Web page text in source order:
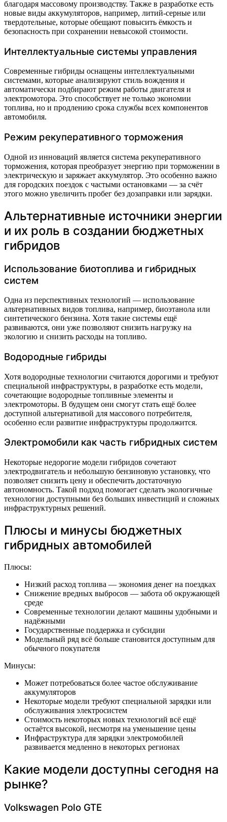
благодаря массовому производству. Также в разработке есть
новые виды аккумуляторов, например, литий-серные или
твердотельные, которые обещают повысить ёмкость и
безопасность при сохранении невысокой стоимости.
Интеллектуальные системы управления
Современные гибриды оснащены интеллектуальными
системами, которые анализируют стиль вождения и
автоматически подбирают режим работы двигателя и
электромотора. Это способствует не только экономии
топлива, но и продлению срока службы всех компонентов
автомобиля.
Режим рекуперативного торможения
Одной из инноваций является система рекуперативного
торможения, которая преобразует энергию при торможении в
электрическую и заряжает аккумулятор. Это особенно важно
для городских поездок с частыми остановками — за счёт
этого можно увеличить пробег без дозаправки или зарядки.
Альтернативные источники энергии
и их роль в создании бюджетных
гибридов
Использование биотоплива и гибридных
систем
Одна из перспективных технологий — использование
альтернативных видов топлива, например, биоэтанола или
синтетического бензина. Хотя такие системы ещё
развиваются, они уже позволяют снизить нагрузку на
экологию и снизить расходы на топливо.
Водородные гибриды
Хотя водородные технологии считаются дорогими и требуют
специальной инфраструктуры, в разработке есть модели,
сочетающие водородные топливные элементы и
электромоторы. В будущем они смогут стать ещё более
доступной альтернативой для массового потребителя,
особенно если развитие инфраструктуры продолжится.
Электромобили как часть гибридных систем
Некоторые недорогие модели гибридов сочетают
электродвигатель и небольшую бензиновую установку, что
позволяет снизить цену и обеспечить достаточную
автономность. Такой подход помогает сделать экологичные
технологии доступными без больших инвестиций и сложных
инфраструктурных решений.
Плюсы и минусы бюджетных
гибридных автомобилей
Плюсы:
Низкий расход топлива — экономия денег на поездках
Снижение вредных выбросов — забота об окружающей
среде
Современные технологии делают машины удобными и
надёжными
Государственные поддержка и субсидии
Модельный ряд всё больше становится доступным для
обычного покупателя
Минусы:
Может потребоваться более частое обслуживание
аккумуляторов
Некоторые модели требуют специальной зарядки или
обслуживания электросистем
Стоимость некоторых новых технологий всё ещё
остаётся высокой, несмотря на уменьшение цены
Инфраструктура для зарядки электромобилей
развивается медленно в некоторых регионах
Какие модели доступны сегодня на
рынке?
Volkswagen Polo GTE